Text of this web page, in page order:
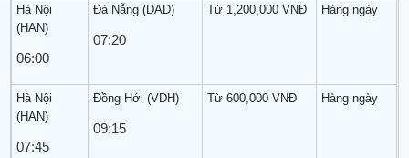
Hà Nội
(HAN)
06:00
Đà Nẵng (DAD)
07:20
Từ 1,200,000 VNĐ Hàng ngày
Hà Nội
(HAN)
07:45
Đồng Hới (VDH)
09:15
Từ 600,000 VNĐ Hàng ngày